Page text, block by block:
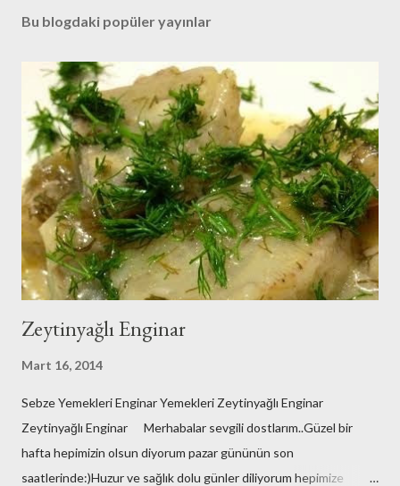
Bu blogdaki popüler yayınlar
Zeytinyağlı Enginar
Mart 16, 2014
Sebze Yemekleri Enginar Yemekleri Zeytinyağlı Enginar
Zeytinyağlı Enginar Merhabalar sevgili dostlarım..Güzel bir
hafta hepimizin olsun diyorum pazar gününün son
saatlerinde:)Huzur ve sağlık dolu günler diliyorum hepimize